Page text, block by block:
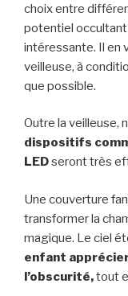
choix entre
potentiel
intéressante. Il en
veilleuse, à
que possible.
Outre la veilleuse,
dispositifs
LEDseront très
Une couverture
transformer la
magique. Le ciel
enfant
l’obscurité,tout